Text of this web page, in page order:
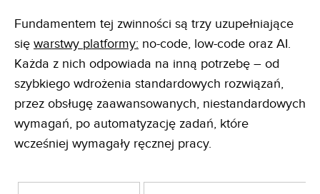
Fundamentem tej zwinności są trzy uzupełniające
się warstwy platformy: no-code, low-code oraz AI.
Każda z nich odpowiada na inną potrzebę – od
szybkiego wdrożenia standardowych rozwiązań,
przez obsługę zaawansowanych, niestandardowych
wymagań, po automatyzację zadań, które
wcześniej wymagały ręcznej pracy.